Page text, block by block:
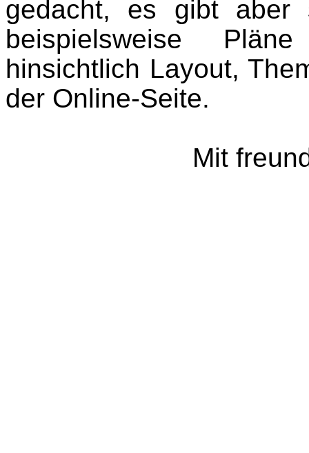
gedacht, es gibt aber
beispielsweise
hinsichtlich Layout,
der Online-Seite.
Mit